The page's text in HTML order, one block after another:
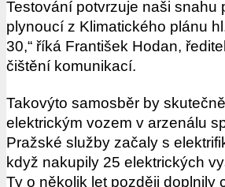
Testování potvrzuje naši snahu
plynoucí z Klimatického plánu
30,“ říká František Hodan,
čištění komunikací.
Takovýto samosběr by
elektrickým vozem v arzenálu
Pražské služby začaly s
když nakupily 25 elektrických
Ty o několik let později doplnily